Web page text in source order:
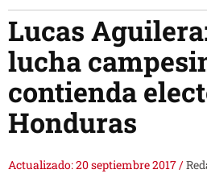
Lucas
lucha
contienda
Honduras
Actualizado: 20 septiembre 2017/